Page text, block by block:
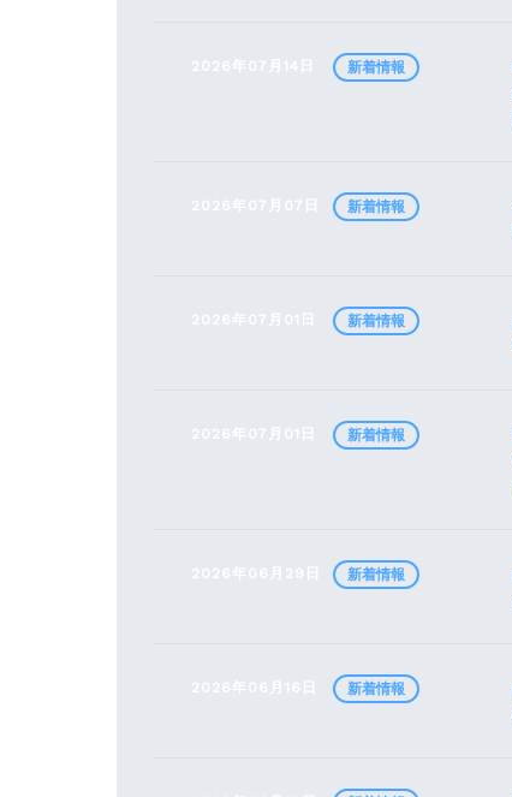
2026年07月14日 新着情報
2026年07月07日 新着情報
2026年07月01日 新着情報
2026年07月01日 新着情報
2026年06月29日 新着情報
2026年06月16日 新着情報